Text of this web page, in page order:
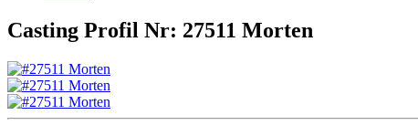
Casting Profil Nr: 27511 Morten